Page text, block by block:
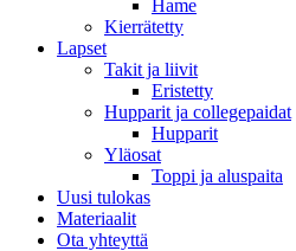
Hame
Kierrätetty
Lapset
Takit ja liivit
Eristetty
Hupparit ja collegepaidat
Hupparit
Yläosat
Toppi ja aluspaita
Uusi tulokas
Materiaalit
Ota yhteyttä